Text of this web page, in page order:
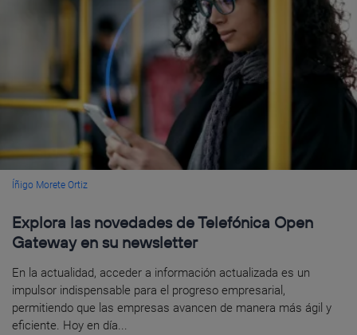
Íñigo Morete Ortiz
Explora las novedades de Telefónica Open
Gateway en su newsletter
En la actualidad, acceder a información actualizada es un
impulsor indispensable para el progreso empresarial,
permitiendo que las empresas avancen de manera más ágil y
eficiente. Hoy en día...